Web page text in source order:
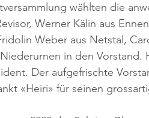
wählten die
Werner Kälin aus
Weber aus Netstal,
in den Vorstand.
Der aufgefrischte
«Heiri» für seinen